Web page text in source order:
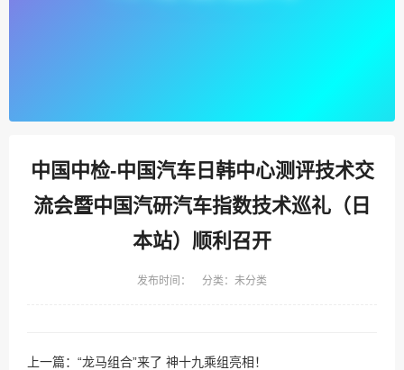
中国中检-中国汽车日韩中心测评技术交
流会暨中国汽研汽车指数技术巡礼（日
本站）顺利召开
发布时间： 分类：未分类
上一篇： “龙马组合”来了 神十九乘组亮相！